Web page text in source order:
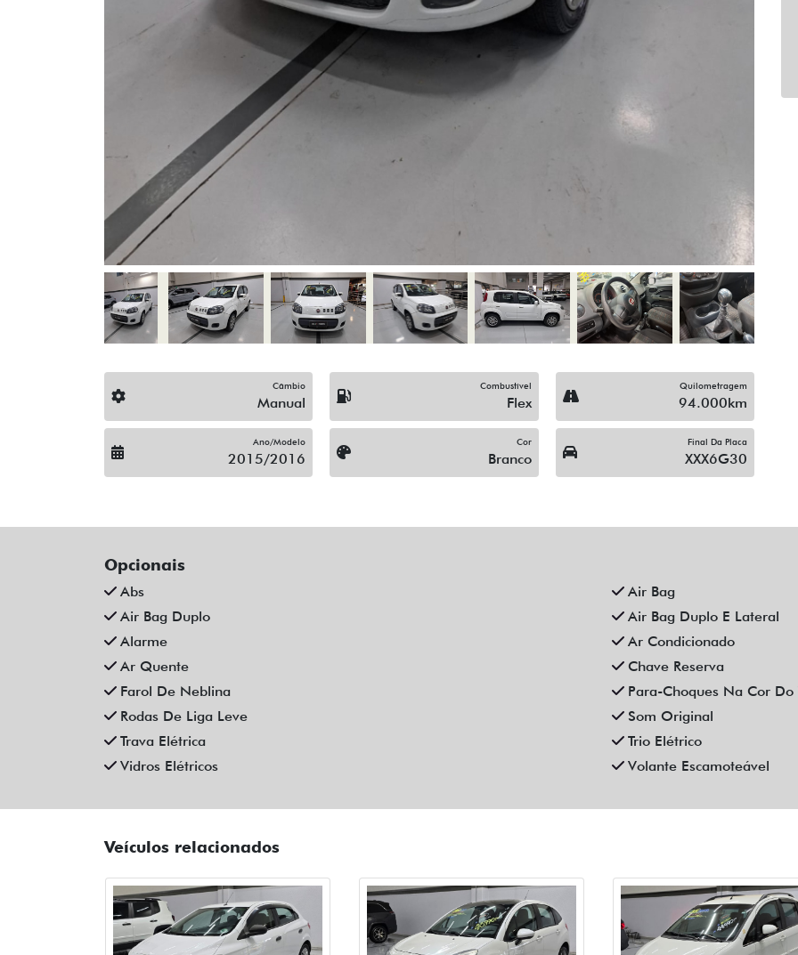
Câmbio
Manual
Combustível
Flex
Quilometragem
94.000km
Ano/Modelo
2015/2016
Cor
Branco
Final Da Placa
XXX6G30
Opcionais
Abs
Air Bag
Air Bag Duplo
Air Bag Duplo E Lateral
Alarme
Ar Condicionado
Ar Quente
Chave Reserva
Farol De Neblina
Para-Choques Na Cor Do
Rodas De Liga Leve
Som Original
Trava Elétrica
Trio Elétrico
Vidros Elétricos
Volante Escamoteável
Veículos relacionados